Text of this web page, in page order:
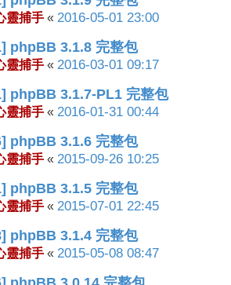
靈捕手 « 2016-05-01 23:00
phpBB 3.1.8 完整包
靈捕手 « 2016-03-01 09:17
phpBB 3.1.7-PL1 完整包
靈捕手 « 2016-01-31 00:44
phpBB 3.1.6 完整包
靈捕手 « 2015-09-26 10:25
phpBB 3.1.5 完整包
靈捕手 « 2015-07-01 22:45
phpBB 3.1.4 完整包
靈捕手 « 2015-05-08 08:47